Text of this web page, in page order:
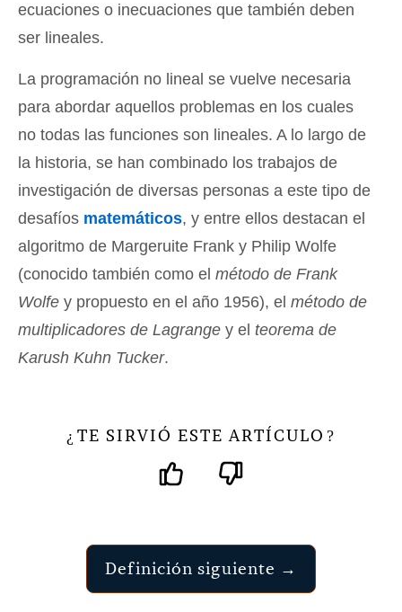
ecuaciones o inecuaciones que también deben
ser lineales.
La programación no lineal se vuelve necesaria
para abordar aquellos problemas en los cuales
no todas las funciones son lineales. A lo largo de
la historia, se han combinado los trabajos de
investigación de diversas personas a este tipo de
desafíos matemáticos, y entre ellos destacan el
algoritmo de Margeruite Frank y Philip Wolfe
(conocido también como el método de Frank
Wolfe y propuesto en el año 1956), el método de
multiplicadores de Lagrange y el teorema de
Karush Kuhn Tucker.
¿ TE SIRVIÓ ESTE ARTÍCULO ?
Definición siguiente →